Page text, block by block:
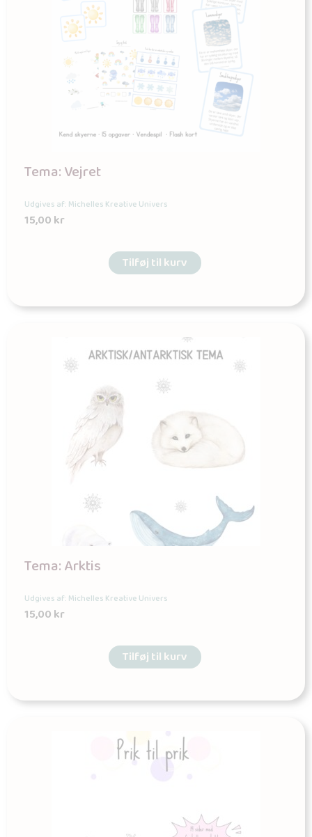
Tema: Vejret
Udgives af: Michelles Kreative Univers
15,00kr
Tilføj til kurv
Tema: Arktis
Udgives af: Michelles Kreative Univers
15,00kr
Tilføj til kurv